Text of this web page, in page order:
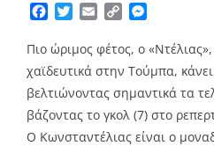
Facebook
TwitterEmailCopy
Πιο ώριμος φέτος, ο
χαϊδευτικά στην Τούμπα,
βελτιώνοντας σημαντικά τα
βάζοντας το γκολ (7) στο
Ο Κωνσταντέλιας είναι ο